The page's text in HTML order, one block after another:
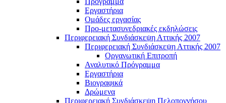
Εργαστήρια
Ομάδες εργασίας
Προ-μετασυνεδριακές εκδηλώσεις
Περιφερειακή Συνδιάσκεψη Αττικής 2007
Περιφερειακή Συνδιάσκεψη Αττικής 2007
Οργανωτική Επιτροπή
Αναλυτικό Πρόγραμμα
Εργαστήρια
Βιογραφικά
Δρώμενα
Περιφερειακή Συνδιάσκεψη Πελοποννήσου